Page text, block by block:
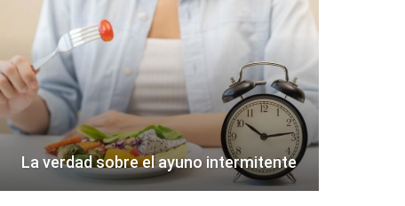
La verdad sobre el ayuno intermitente